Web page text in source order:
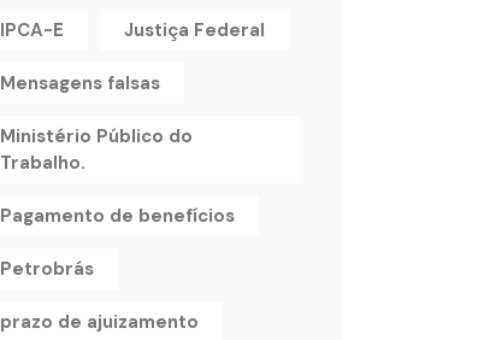
IPCA-E Justiça Federal
Mensagens falsas
Ministério Público do
Trabalho.
Pagamento de benefícios
Petrobrás
prazo de ajuizamento